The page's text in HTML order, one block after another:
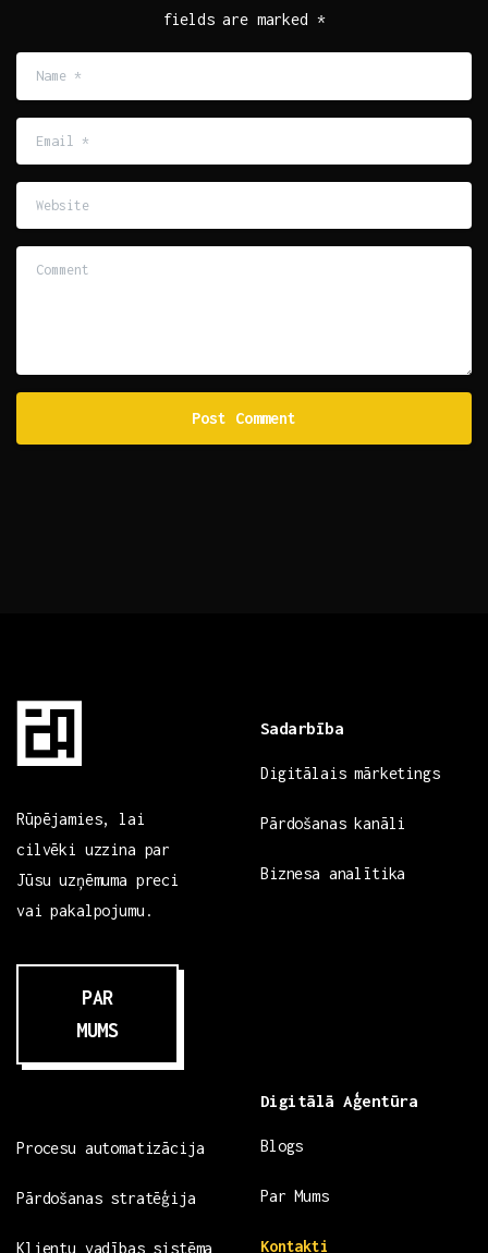
fields are marked *
*
Website
Rūpējamies, lai
cilvēki uzzina par
Jūsu uzņēmuma preci
vai pakalpojumu.
PAR
MUMS
Sadarbība
Digitālais mārketings
Pārdošanas kanāli
Biznesa analītika
Procesu automatizācija
Pārdošanas stratēģija
Klientu vadības sistēma
Digitālā Aģentūra
Blogs
Par Mums
Kontakti